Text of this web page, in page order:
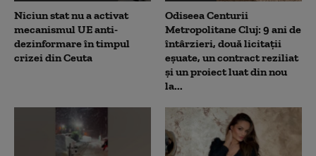
Niciun stat nu a activat
mecanismul UE anti-
dezinformare în timpul
crizei din Ceuta
Odiseea Centurii
Metropolitane Cluj: 9 ani de
întârzieri, două licitații
eșuate, un contract reziliat
și un proiect luat din nou
la...